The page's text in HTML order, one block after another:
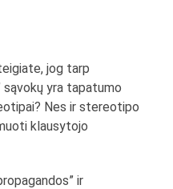
jog tarp
sąvokų yra tapatumo
Nes ir stereotipo
klausytojo
ir